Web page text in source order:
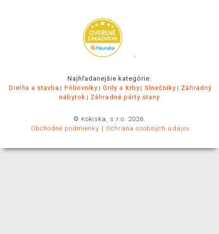
.
Najhľadanejšie kategórie:
Dielňa a stavba
Fóliovníky Grily a krby Slnečníky
Záhradný
nábytok
Záhradné párty stany
© Kokiska, s.r.o. 2026.
Obchodné podmienky
Ochrana osobných údajov